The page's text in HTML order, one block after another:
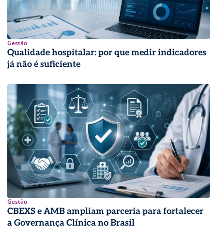
Gestão
Qualidade hospitalar: por que medir indicadores
já não é suficiente
Gestão
CBEXS e AMB ampliam parceria para fortalecer
a Governança Clínica no Brasil